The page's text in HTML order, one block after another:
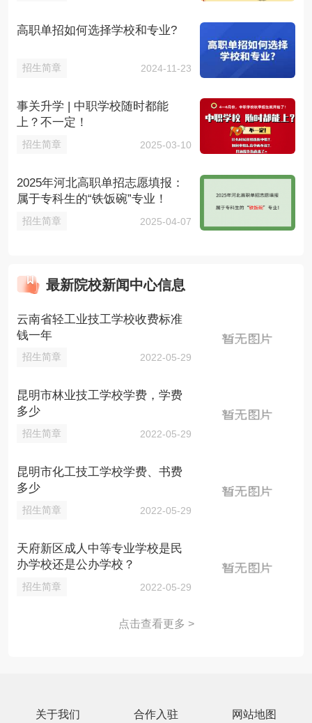
高职单招如何选择学校和专业?
招生简章 2024-11-23
事关升学 | 中职学校随时都能
上？不一定！
招生简章 2025-03-10
2025年河北高职单招志愿填报：
属于专科生的“铁饭碗”专业！
招生简章 2025-04-07
最新院校新闻中心信息
云南省轻工业技工学校收费标准
钱一年
招生简章 2022-05-29
昆明市林业技工学校学费，学费
多少
招生简章 2022-05-29
昆明市化工技工学校学费、书费
多少
招生简章 2022-05-29
天府新区成人中等专业学校是民
办学校还是公办学校？
招生简章 2022-05-29
点击查看更多 >
关于我们 合作入驻 网站地图